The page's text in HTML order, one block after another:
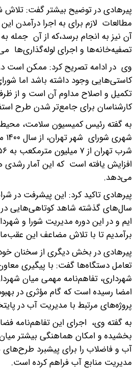
پیرهادی در توضیح بیشتر گفت: تلاش
مطالعات لازم برای به اجرا درآمدن
آن نیز به انجام برسد،که از آن
تصفیه‌خانه‌ها و اجرای لوله‌گذاری‌ها
وی در ادامه تصریح کرد: ممکن است
کاستی‌هایی وجود داشته باشد اما
تکمیل و اصلاح مداوم آن است و از
کارشناسان برای جامع‌تر شدن طرح
به گفته رئیس کمیسیون سلامت،
افزایش یافته است که این آمار
می‌دهد.
پیرهادی تاکید کرد: این پیشرفت در
سال‌های گذشته شاهد کوتاهی‌هایی
ایم و در این دوره مدیریت شورا و
برآمدیم تا با تلاش مضاعف این
پیرهادی در بخش دیگری از سخنان
تعامل دستگاه‌ها گفت: با پیگیری
شهرداری، تفاهم‌نامه مهمی میان
امضا رسیده است که گام مؤثری در
پروژه‌های مرتبط با مدیریت آب در
به گفته وی، اجرای این تفاهم‌نامه
بخشیده و امکان هماهنگی بیشتر
آب و فاضلاب را برای پیشبرد طرح‌های
مدیریت منابع آب فراهم کرده است.